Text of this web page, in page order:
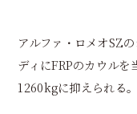
アルファ・ロメオSZ
ディにFRPのカウルを
1260kgに抑えられる。